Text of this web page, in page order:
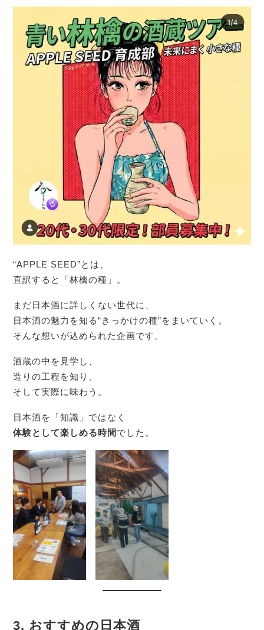
“APPLE SEED”とは、
直訳すると「林檎の種」。
まだ日本酒に詳しくない世代に、
日本酒の魅力を知る“きっかけの種”をまいていく。
そんな想いが込められた企画です。
酒蔵の中を見学し、
造りの工程を知り、
そして実際に味わう。
日本酒を「知識」ではなく
体験として楽しめる時間 でした。
3. おすすめの日本酒